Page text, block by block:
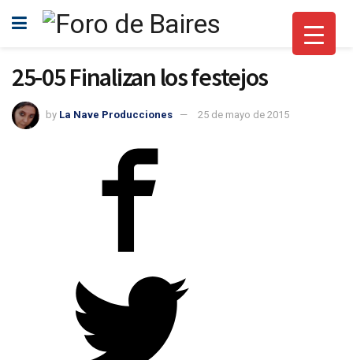
25-05 Finalizan los festejos
by La Nave Producciones 25 de mayo de 2015